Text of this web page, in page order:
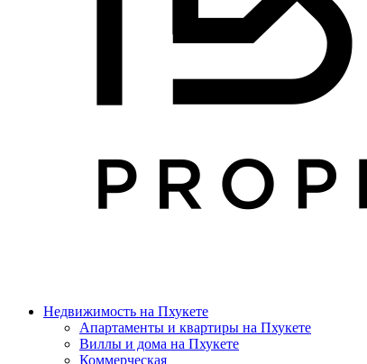
Недвижимость на Пхукете
Апартаменты и квартиры на Пхукете
Виллы и дома на Пхукете
Коммерческая